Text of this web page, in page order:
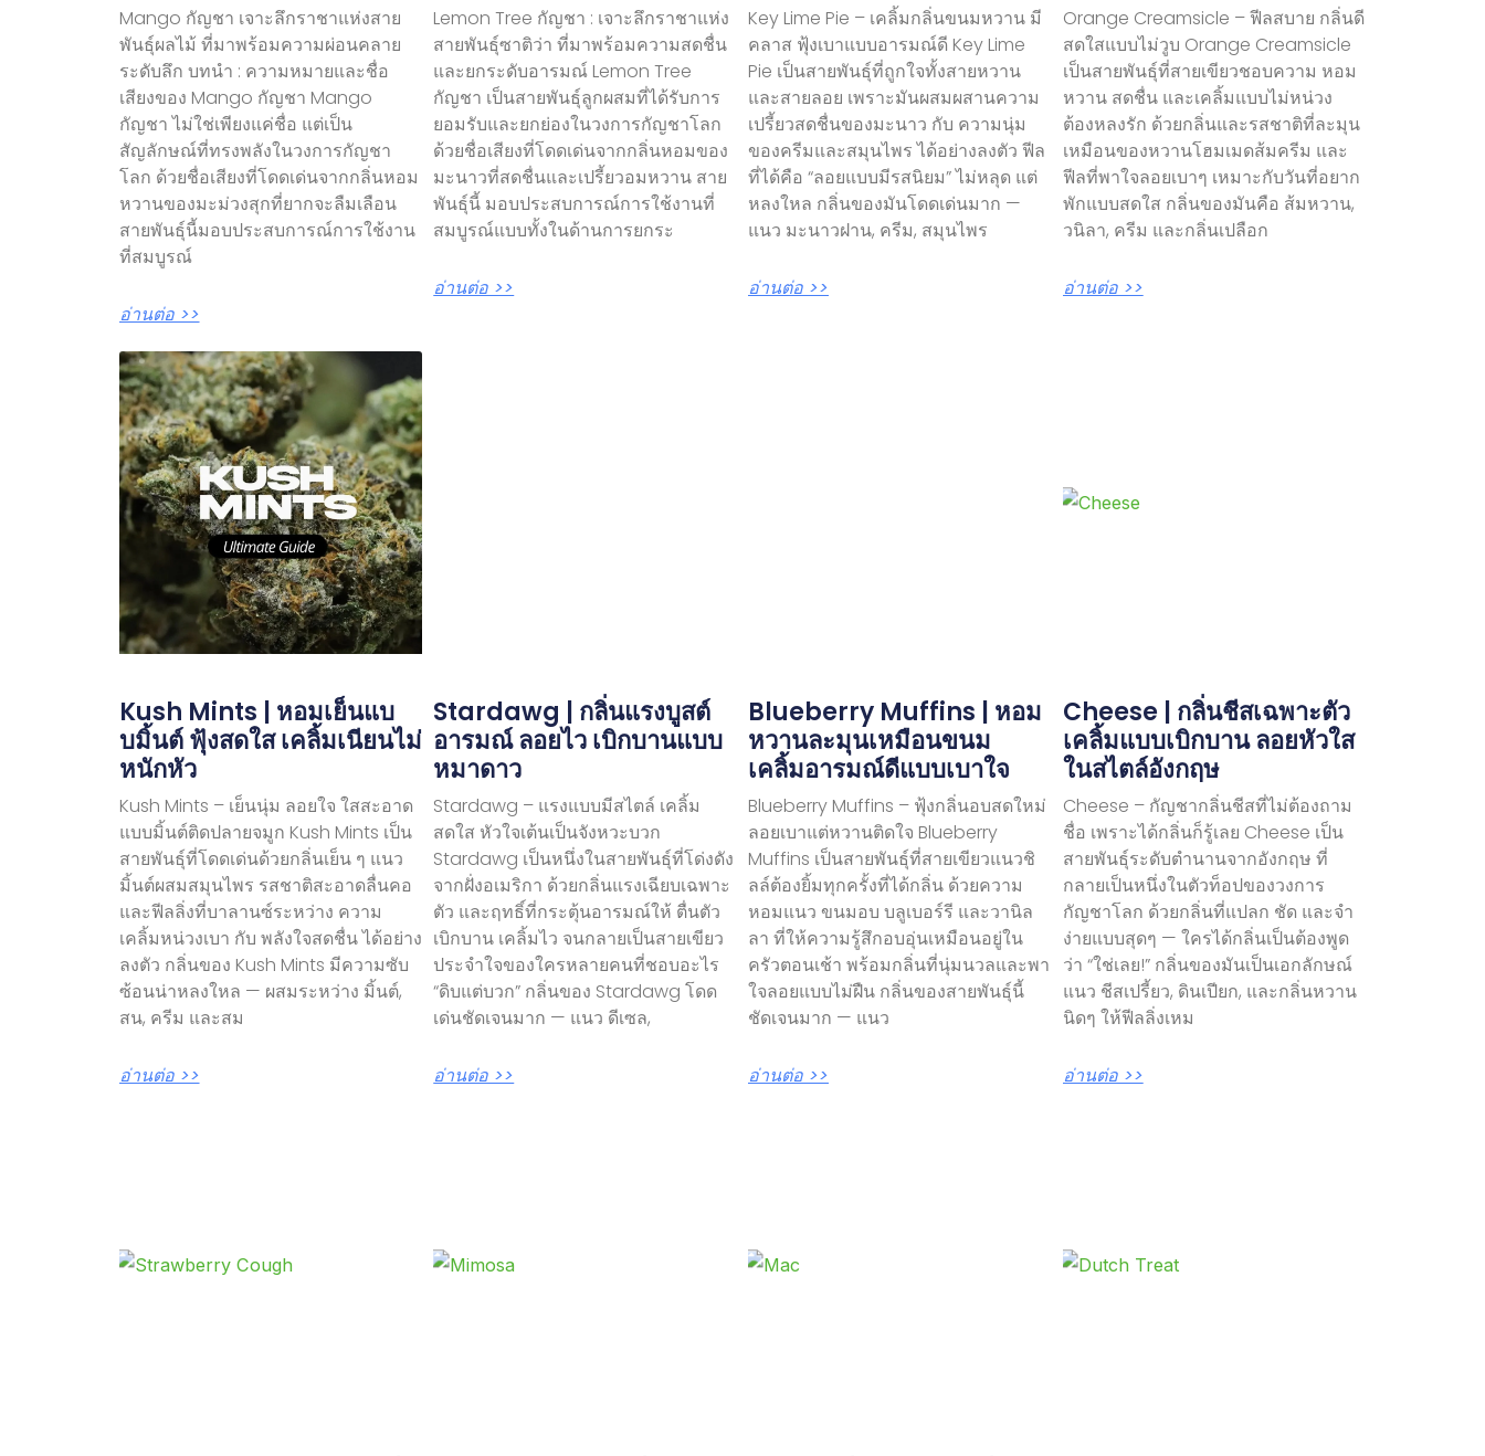
Mango กัญชา เจาะลึกราชาแห่งสาย
พันธุ์ผลไม้ ที่มาพร้อมความผ่อนคลาย
ระดับลึก บทนำ : ความหมายและชื่อ
เสียงของ Mango กัญชา Mango
กัญชา ไม่ใช่เพียงแค่ชื่อ แต่เป็น
สัญลักษณ์ที่ทรงพลังในวงการกัญชา
โลก ด้วยชื่อเสียงที่โดดเด่นจากกลิ่นหอม
หวานของมะม่วงสุกที่ยากจะลืมเลือน
สายพันธุ์นี้มอบประสบการณ์การใช้งาน
ที่สมบูรณ์
อ่านต่อ >>
Lemon Tree กัญชา : เจาะลึกราชาแห่ง
สายพันธุ์ซาติว่า ที่มาพร้อมความสดชื่น
และยกระดับอารมณ์ Lemon Tree
กัญชา เป็นสายพันธุ์ลูกผสมที่ได้รับการ
ยอมรับและยกย่องในวงการกัญชาโลก
ด้วยชื่อเสียงที่โดดเด่นจากกลิ่นหอมของ
มะนาวที่สดชื่นและเปรี้ยวอมหวาน สาย
พันธุ์นี้ มอบประสบการณ์การใช้งานที่
สมบูรณ์แบบทั้งในด้านการยกระ
อ่านต่อ >>
Key Lime Pie – เคลิ้มกลิ่นขนมหวาน มี
คลาส ฟุ้งเบาแบบอารมณ์ดี Key Lime
Pie เป็นสายพันธุ์ที่ถูกใจทั้งสายหวาน
และสายลอย เพราะมันผสมผสานความ
เปรี้ยวสดชื่นของมะนาว กับ ความนุ่ม
ของครีมและสมุนไพร ได้อย่างลงตัว ฟีล
ที่ได้คือ “ลอยแบบมีรสนิยม” ไม่หลุด แต่
หลงใหล กลิ่นของมันโดดเด่นมาก —
แนว มะนาวฝาน, ครีม, สมุนไพร
อ่านต่อ >>
Orange Creamsicle – ฟีลสบาย กลิ่นดี
สดใสแบบไม่วูบ Orange Creamsicle
เป็นสายพันธุ์ที่สายเขียวชอบความ หอม
หวาน สดชื่น และเคลิ้มแบบไม่หน่วง
ต้องหลงรัก ด้วยกลิ่นและรสชาติที่ละมุน
เหมือนของหวานโฮมเมดส้มครีม และ
ฟีลที่พาใจลอยเบาๆ เหมาะกับวันที่อยาก
พักแบบสดใส กลิ่นของมันคือ ส้มหวาน,
วนิลา, ครีม และกลิ่นเปลือก
อ่านต่อ >>
Kush Mints | หอมเย็นแบ
บมิ้นต์ ฟุ้งสดใส เคลิ้มเนียนไม่
หนักหัว
Kush Mints – เย็นนุ่ม ลอยใจ ใสสะอาด
แบบมิ้นต์ติดปลายจมูก Kush Mints เป็น
สายพันธุ์ที่โดดเด่นด้วยกลิ่นเย็น ๆ แนว
มิ้นต์ผสมสมุนไพร รสชาติสะอาดลื่นคอ
และฟีลลิ่งที่บาลานซ์ระหว่าง ความ
เคลิ้มหน่วงเบา กับ พลังใจสดชื่น ได้อย่าง
ลงตัว กลิ่นของ Kush Mints มีความซับ
ซ้อนน่าหลงใหล — ผสมระหว่าง มิ้นต์,
สน, ครีม และสม
อ่านต่อ >>
Stardawg | กลิ่นแรงบูสต์
อารมณ์ ลอยไว เบิกบานแบบ
หมาดาว
Stardawg – แรงแบบมีสไตล์ เคลิ้ม
สดใส หัวใจเต้นเป็นจังหวะบวก
Stardawg เป็นหนึ่งในสายพันธุ์ที่โด่งดัง
จากฝั่งอเมริกา ด้วยกลิ่นแรงเฉียบเฉพาะ
ตัว และฤทธิ์ที่กระตุ้นอารมณ์ให้ ตื่นตัว
เบิกบาน เคลิ้มไว จนกลายเป็นสายเขียว
ประจำใจของใครหลายคนที่ชอบอะไร
“ดิบแต่บวก” กลิ่นของ Stardawg โดด
เด่นชัดเจนมาก — แนว ดีเซล,
อ่านต่อ >>
Blueberry Muffins | หอม
หวานละมุนเหมือนขนม
เคลิ้มอารมณ์ดีแบบเบาใจ
Blueberry Muffins – ฟุ้งกลิ่นอบสดใหม่
ลอยเบาแต่หวานติดใจ Blueberry
Muffins เป็นสายพันธุ์ที่สายเขียวแนวชิ
ลล์ต้องยิ้มทุกครั้งที่ได้กลิ่น ด้วยความ
หอมแนว ขนมอบ บลูเบอร์รี และวานิล
ลา ที่ให้ความรู้สึกอบอุ่นเหมือนอยู่ใน
ครัวตอนเช้า พร้อมกลิ่นที่นุ่มนวลและพา
ใจลอยแบบไม่ฝืน กลิ่นของสายพันธุ์นี้
ชัดเจนมาก — แนว
อ่านต่อ >>
Cheese | กลิ่นชีสเฉพาะตัว
เคลิ้มแบบเบิกบาน ลอยหัวใส
ในสไตล์อังกฤษ
Cheese – กัญชากลิ่นชีสที่ไม่ต้องถาม
ชื่อ เพราะได้กลิ่นก็รู้เลย Cheese เป็น
สายพันธุ์ระดับตำนานจากอังกฤษ ที่
กลายเป็นหนึ่งในตัวท็อปของวงการ
กัญชาโลก ด้วยกลิ่นที่แปลก ชัด และจำ
ง่ายแบบสุดๆ — ใครได้กลิ่นเป็นต้องพูด
ว่า “ใช่เลย!” กลิ่นของมันเป็นเอกลักษณ์
แนว ชีสเปรี้ยว, ดินเปียก, และกลิ่นหวาน
นิดๆ ให้ฟีลลิ่งเหม
อ่านต่อ >>